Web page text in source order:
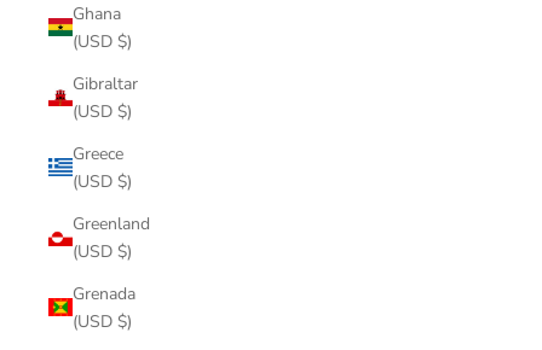
Ghana
(USD $)
Gibraltar
(USD $)
Greece
(USD $)
Greenland
(USD $)
Grenada
(USD $)